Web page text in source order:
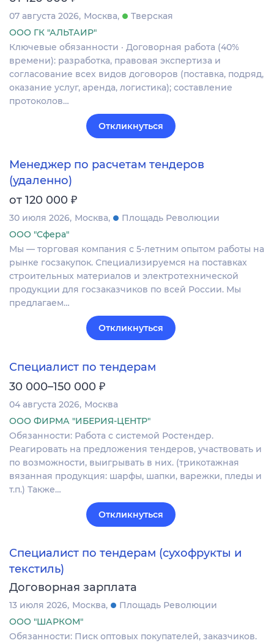
07 августа 2026 Москва
Тверская
ООО ГК "АЛЬТАИР"
Ключевые обязанности · Договорная работа (40%
времени): разработка, правовая экспертиза и
согласование всех видов договоров (поставка, подряд,
оказание услуг, аренда, логистика); составление
протоколов…
Откликнуться
Менеджер по расчетам тендеров
(удаленно)
от 120 000 ₽
30 июля 2026 Москва
Площадь Революции
ООО "Сфера"
Мы — торговая компания с 5-летним опытом работы на
рынке госзакупок. Специализируемся на поставках
строительных материалов и электротехнической
продукции для госзаказчиков по всей России. Мы
предлагаем…
Откликнуться
Специалист по тендерам
30 000–150 000 ₽
04 августа 2026 Москва
ООО ФИРМА "ИБЕРИЯ-ЦЕНТР"
Обязанности: Работа с системой Ростендер.
Реагировать на предложения тендеров, участвовать и
по возможности, выигрывать в них. (трикотажная
вязанная продукция: шарфы, шапки, варежки, пледы и
т.п.) Также…
Откликнуться
Специалист по тендерам (сухофрукты и
текстиль)
Договорная зарплата
13 июля 2026 Москва
Площадь Революции
ООО "ШАРКОМ"
Обязанности: Писк оптовых покупателей, заказчиков.